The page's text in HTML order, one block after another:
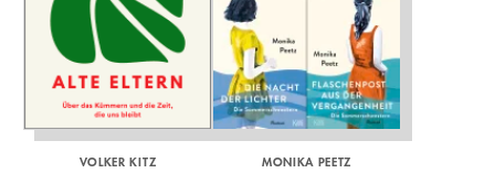
VOLKER KITZ MONIKA PEETZ